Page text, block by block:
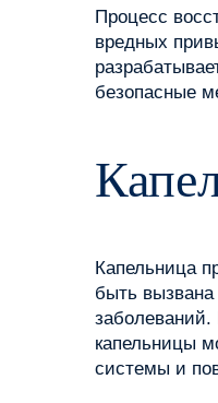
Процесс
вредных
безопасные
Капельница
быть
капельницы
системы и